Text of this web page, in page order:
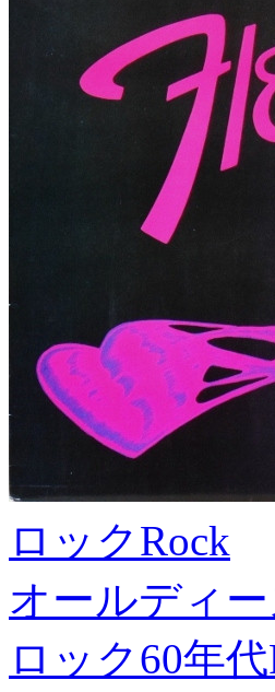
ロックRock
オールディ
ロック60年代